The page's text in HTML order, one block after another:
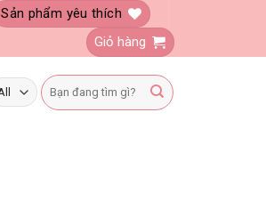
Sản phẩm yêu thích
Giỏ hàng
Tìm
kiếm: